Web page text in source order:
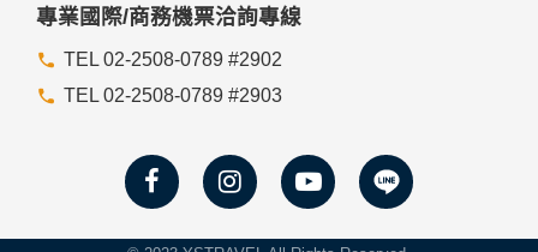
專業國際/商務機票洽詢專線
TEL 02-2508-0789 #2902
TEL 02-2508-0789 #2903